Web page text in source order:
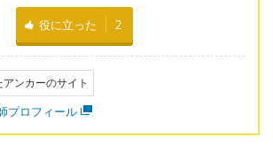
役に立った 2
アンカーのサイト
プロフィール